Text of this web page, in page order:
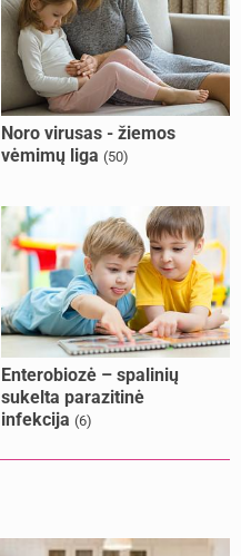
Noro virusas - žiemos
vėmimų liga (50)
Enterobiozė – spalinių
sukelta parazitinė
infekcija (6)